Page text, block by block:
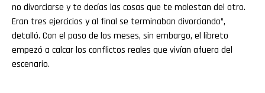
no divorciarse y te decías las cosas que te molestan del otro.
Eran tres ejercicios y al final se terminaban divorciando”,
detalló. Con el paso de los meses, sin embargo, el libreto
empezó a calcar los conflictos reales que vivían afuera del
escenario.